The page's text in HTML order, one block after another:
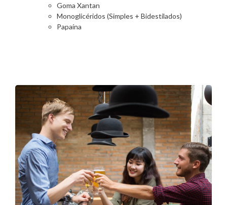
Goma Xantan
Monoglicéridos (Simples + Bidestilados)
Papaína